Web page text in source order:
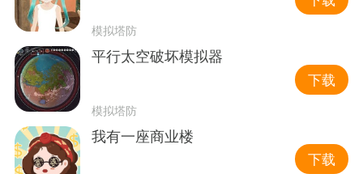
模拟塔防
平行太空破坏模拟器
模拟塔防
下载
我有一座商业楼
下载